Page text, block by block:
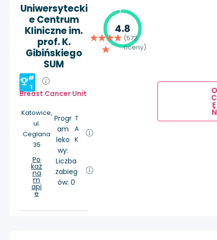
Uniwersytecki
e Centrum
Kliniczne im.
prof. K.
Gibińskiego
SUM
#
1
Breast Cancer Unit
Katowice,
ul.
Ceglana
35
Po
każ
na
m
api
e
Progr
am
leko
wy:
T
A
K
Liczba
zabieg
ów: 0
4.8
(572
oceny)
O
C
E
Ń